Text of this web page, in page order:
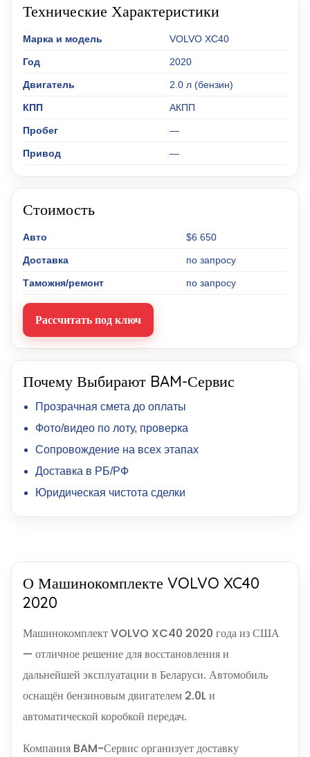
Технические Характеристики
Марка и модель VOLVO XC40
Год 2020
Двигатель 2.0 л (бензин)
КПП АКПП
Пробег —
Привод —
Стоимость
Авто $6 650
Доставка по запросу
Таможня/ремонт по запросу
Рассчитать под ключ
Почему Выбирают BAM-Сервис
Прозрачная смета до оплаты
Фото/видео по лоту, проверка
Сопровождение на всех этапах
Доставка в РБ/РФ
Юридическая чистота сделки
О Машинокомплекте VOLVO XC40
2020
Машинокомплект VOLVO XC40 2020 года из США
— отличное решение для восстановления и
дальнейшей эксплуатации в Беларуси. Автомобиль
оснащён бензиновым двигателем 2.0L и
автоматической коробкой передач.
Компания BAM-Сервис организует доставку